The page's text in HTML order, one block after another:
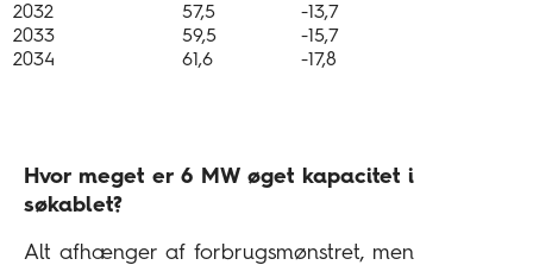
2032
57,5
-13,7
2033
59,5
-15,7
2034
61,6 -17,8
Hvor meget er 6 MW øget kapacitet i
søkablet?
Alt afhænger af forbrugsmønstret, men